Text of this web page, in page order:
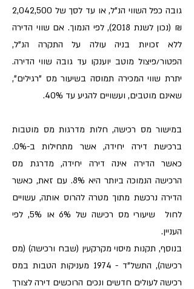
גובה כפל השווי הנ"ל, או עד לסך של 2,042,500
₪ (נכון לשנת 2018), לפי הנמוך. אם שווי הדירה
ללא זכויות בניה עולה על התקרה הנ"ל,
הפטור/פיצול מוטב יוענקו עד גובה שווי הדירה.
יתרת שווי המכירה תמוסה בשיעור מס "רגילים",
שאינם מוטבים, ועשויים להגיע עד 40%.
במישור מס רכישה, חלות מדרגות מס מוטבות
ברכישת דירה יחידה, אשר מתחילות ב-0%.
כאשר הדירה אינה דירה יחידה, מדרגת מס
הרכישה הנמוכה ביותר היא 8%. עם זאת, כאשר
הדירה נרכשת מתוך מטרה להרוס אותה, עשויים
לחול שיעורי מס רכישה של 6% או 5%, לפי
העניין.
בנוסף, תקנות מיסוי מקרקעין (שבח ורכישה) (מס
רכישה), התשל"ד - 1974 מעניקות הטבות במס
רכישה לעולים חדשים ונכים הרוכשים דירה לצורך